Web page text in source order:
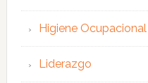
Higiene Ocupacional
Liderazgo